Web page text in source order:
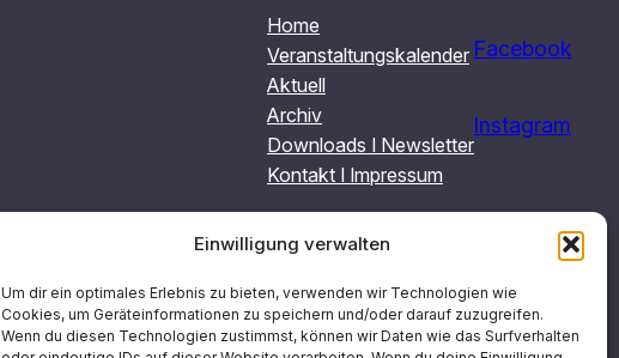
Einwilligung verwalten
Um dir ein optimales Erlebnis zu bieten, verwenden wir Technologien wie
Cookies, um Geräteinformationen zu speichern und/oder darauf zuzugreifen.
Wenn du diesen Technologien zustimmst, können wir Daten wie das Surfverhalten
Home
Veranstaltungskalender
Aktuell
Archiv
Downloads I Newsletter
Kontakt I Impressum
Facebook
Instagram